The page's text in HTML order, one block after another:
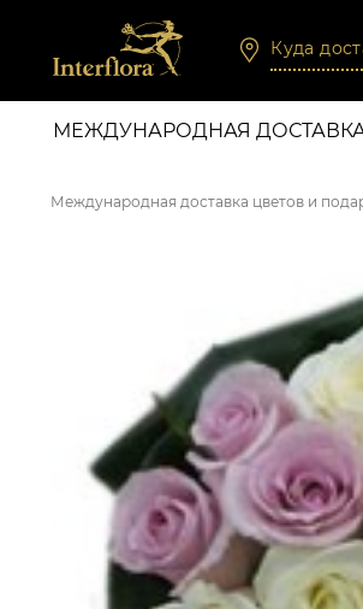
Куда
МЕЖДУНАРОДНАЯ
Международная доставка цветов и